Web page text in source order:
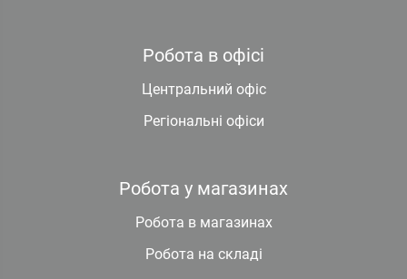
Робота в офісі
Центральний офіс
Регіональні офіси
Робота у магазинах
Робота в магазинах
Робота на складі